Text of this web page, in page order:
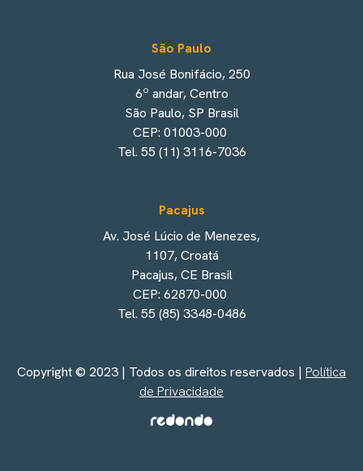
São Paulo
Rua José Bonifácio, 250
6º andar, Centro
São Paulo, SP Brasil
CEP: 01003-000
Tel. 55 (11) 3116-7036
Pacajus
Av. José Lúcio de Menezes,
1107, Croatá
Pacajus, CE Brasil
CEP: 62870-000
Tel. 55 (85) 3348-0486
Copyright © 2023 | Todos os direitos reservados | Política
de Privacidade